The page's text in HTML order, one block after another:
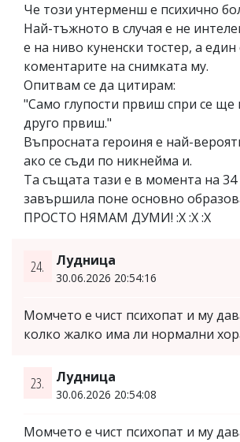
Че този унтерменш е психично
Най-тъжното в случая е не
е на ниво куненски тостер, а един
коментарите на снимката му.
Опитвам се да цитирам:
"Само глупости првиш спри се ще
друго првиш."
Въпросната героиня е най-
ако се съди по никнейма и.
Та същата тази е в момента на 34
завършила поне основно
ПРОСТО НЯМАМ ДУМИ! :Х :Х :Х
24. Лудница
30.06.2026 20:54:16
Момчето е чист психопат и му
колко жалко има ли нормални
23. Лудница
30.06.2026 20:54:08
Момчето е чист психопат и му